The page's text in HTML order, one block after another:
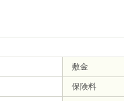
敷金
保険料